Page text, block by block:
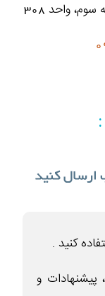
واحد 308
کنید .
و